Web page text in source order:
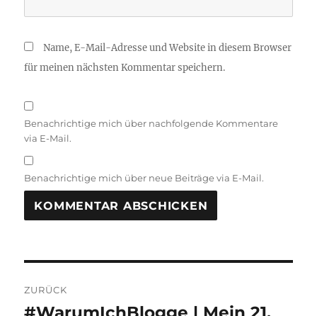
Name, E-Mail-Adresse und Website in diesem Browser
für meinen nächsten Kommentar speichern.
Benachrichtige mich über nachfolgende Kommentare
via E-Mail.
Benachrichtige mich über neue Beiträge via E-Mail.
ZURÜCK
Vorheriger